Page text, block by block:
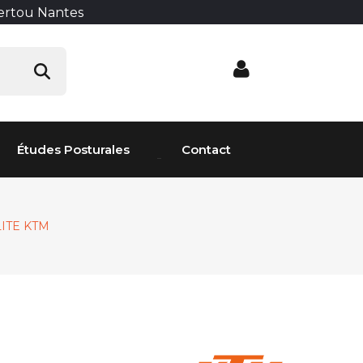
Nantes
Études Posturales Contact
KTM